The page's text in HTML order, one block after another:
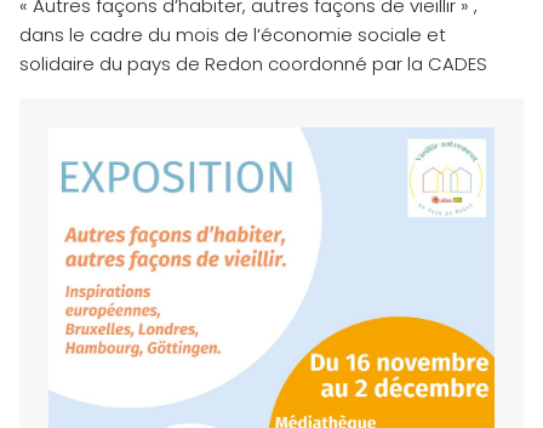
« Autres façons d’habiter, autres façons de vieillir » ,
dans le cadre du mois de l’économie sociale et
solidaire du pays de Redon coordonné par la CADES